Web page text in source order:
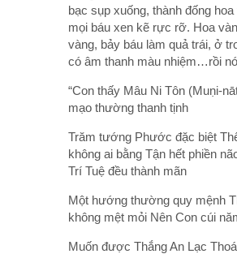
bạc sụp xuống, thành đống
mọi báu xen kẽ rực rỡ. Hoa
vàng, bảy báu làm quả trái, ở
có âm thanh màu nhiệm…rồi
“Con thấy Mâu Ni Tôn (Muṇi-
mạo thường thanh tịnh
Trăm tướng Phước đặc biệt
không ai bằng Tận hết phiền
Trí Tuệ đều thành mãn
Một hướng thường quy mệnh
không mệt mỏi Nên Con cúi
Muốn được Thắng An Lạc